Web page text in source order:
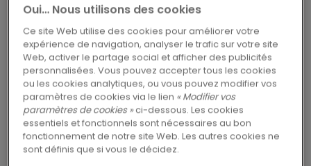
SOL STRATIFIÉ
Oui… Nous utilisons des cookies
Ce site Web utilise des cookies pour améliorer votre
expérience de navigation, analyser le trafic sur votre site
Web, activer le partage social et afficher des publicités
personnalisées. Vous pouvez accepter tous les cookies
ou les cookies analytiques, ou vous pouvez modifier vos
paramètres de cookies via le lien « Modifier vos
paramètres de cookies » ci-dessous. Les cookies
essentiels et fonctionnels sont nécessaires au bon
fonctionnement de notre site Web. Les autres cookies ne
sont définis que si vous le décidez.